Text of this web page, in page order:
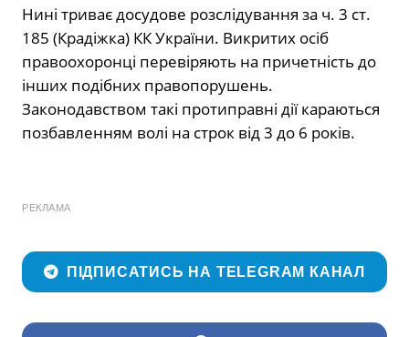
Нині триває досудове розслідування за ч. 3 ст.
185 (Крадіжка) КК України. Викритих осіб
правоохоронці перевіряють на причетність до
інших подібних правопорушень.
Законодавством такі протиправні дії караються
позбавленням волі на строк від 3 до 6 років.
РЕКЛАМА
ПІДПИСАТИСЬ НА TELEGRAM КАНАЛ